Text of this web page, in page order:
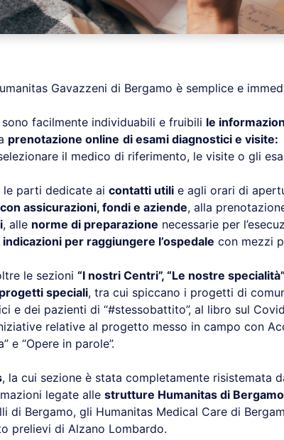
Gavazzeni di Bergamo è semplice e
facilmente individuabili e fruibili le
prenotazione online di esami diagnostici e visite:
il medico di riferimento, le visite o gli
le parti dedicate ai contatti utili e agli orari di
assicurazioni, fondi e aziende, alla
, alle norme di preparazione necessarie per
indicazioni per raggiungere l’ospedale con mezzi
le sezioni “I nostri Centri”, “Le nostre specialità”
progetti speciali, tra cui spiccano i progetti di
e dei pazienti di “#stessobattito”, al libro sul
relative al progetto messo in campo con
e “Opere in parole”.
, la cui sezione è stata completamente risistemata
legate alle strutture Humanitas di Bergamo
di Bergamo, gli Humanitas Medical Care di
prelievi di Alzano Lombardo.